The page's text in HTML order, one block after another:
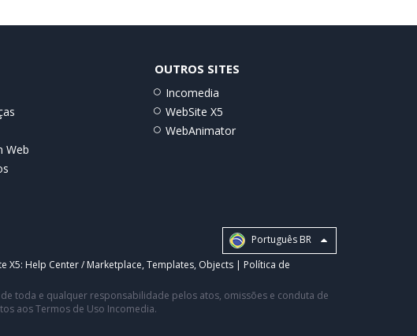
Web
OUTROS SITES
Incomedia
WebSite X5
WebAnimator
Português BR
X5: Help Center / Marketplace, Templates, Objects | Política de
toda e qualquer responsabilidade pelos atos, omissões e conduta de
aos Termos de Uso Incomedia.